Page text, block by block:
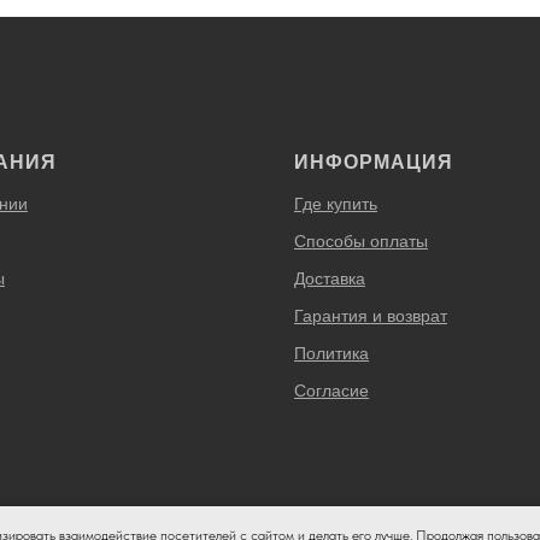
взаимодействие посетителей с сайтом и делать его лучше. Продолжая
ИНФОРМАЦИЯ
Где купить
Способы оплаты
Доставка
Гарантия и возврат
Политика
Согласие